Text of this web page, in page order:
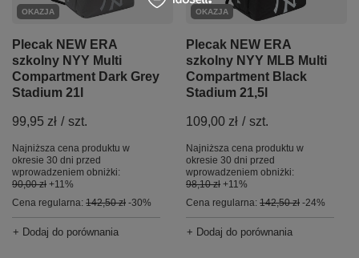
OKAZJA
Plecak NEW ERA
szkolny NYY Multi
Compartment Dark Grey
Stadium 21l
99,95 zł / szt.
Najniższa cena produktu w
okresie 30 dni przed
wprowadzeniem obniżki:
90,00 zł +11%
Cena regularna: 142,50 zł -30%
+ Dodaj do porównania
OKAZJA
Plecak NEW ERA
szkolny NYY MLB Multi
Compartment Black
Stadium 21,5l
109,00 zł / szt.
Najniższa cena produktu w
okresie 30 dni przed
wprowadzeniem obniżki:
98,10 zł +11%
Cena regularna: 142,50 zł -24%
+ Dodaj do porównania